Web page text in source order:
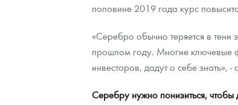
половине 2019 года курс
«Серебро обычно теряется в тени
прошлом году. Многие ключевые
инвесторов, дадут о себе знать», -
Серебру нужно понизиться, чтобы